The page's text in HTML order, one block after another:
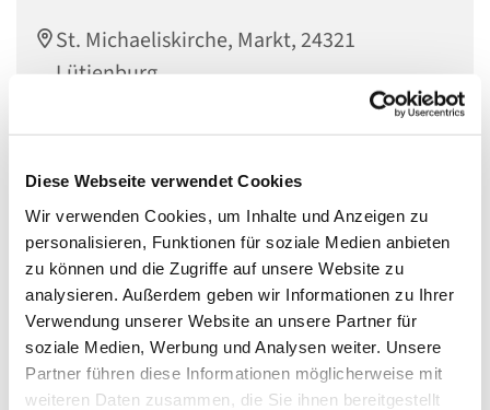
Diese Webseite verwendet Cookies
Wir verwenden Cookies, um Inhalte und Anzeigen zu
personalisieren, Funktionen für soziale Medien anbieten
zu können und die Zugriffe auf unsere Website zu
analysieren. Außerdem geben wir Informationen zu Ihrer
Verwendung unserer Website an unsere Partner für
soziale Medien, Werbung und Analysen weiter. Unsere
Partner führen diese Informationen möglicherweise mit
weiteren Daten zusammen, die Sie ihnen bereitgestellt
St. Michaeliskirche, Markt, 24321
Lütjenburg
Das Konzert dauert etwa eine Stunde. Bei vielen Stücken
darf/soll gerne mitgesungen werden.